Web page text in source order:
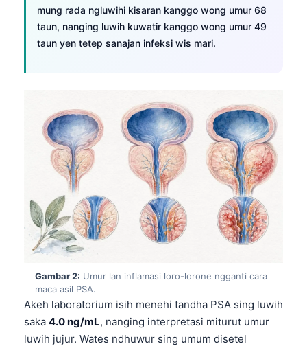
mung rada ngluwihi kisaran kanggo wong umur 68
taun, nanging luwih kuwatir kanggo wong umur 49
taun yen tetep sanajan infeksi wis mari.
Gambar 2: Umur lan inflamasi loro-lorone ngganti cara
maca asil PSA.
Akeh laboratorium isih menehi tandha PSA sing luwih
saka 4.0 ng/mL, nanging interpretasi miturut umur
luwih jujur. Wates ndhuwur sing umum disetel